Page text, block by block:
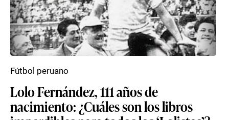
Lolo Fernández, 111 años de
nacimiento: ¿Cuáles son los libros
Fútbol peruano